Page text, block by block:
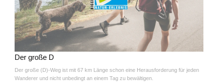
Der große D
Der große (D)-Weg ist mit 67 km Länge schon eine Herausforderung für jeden
Wanderer und nicht unbedingt an einem Tag zu bewältigen.